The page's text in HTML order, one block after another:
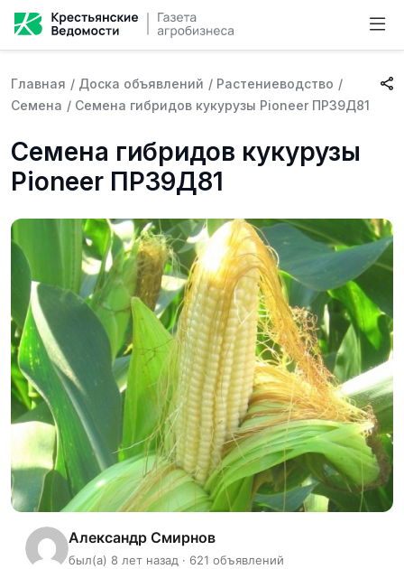
Главная / Доска объявлений / Растениеводство /
Семена / Семена гибридов кукурузы Pioneer ПР39Д81
Семена гибридов кукурузы
Pioneer ПР39Д81
Александр Смирнов
был(а) 8 лет назад · 621 объявлений